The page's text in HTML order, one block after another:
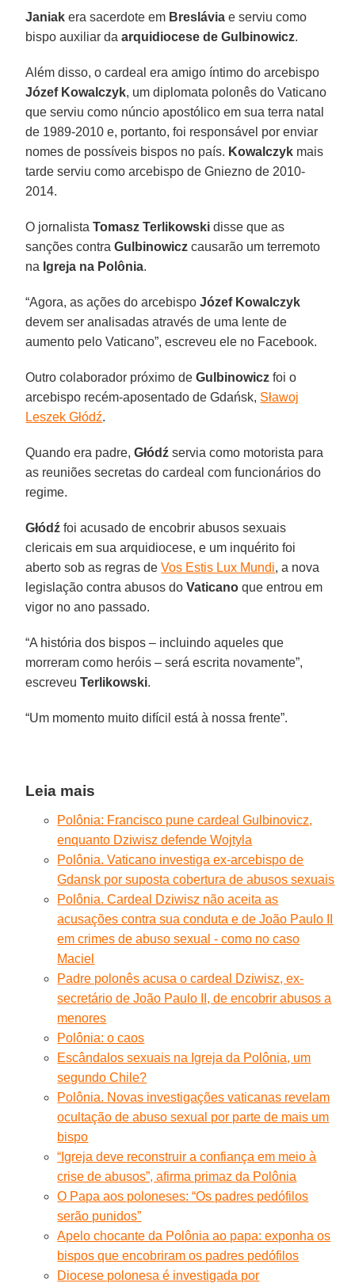
Janiak era sacerdote em Breslávia e serviu como
bispo auxiliar daarquidiocese de Gulbinowicz.
Além disso, o cardeal era amigo íntimo do arcebispo
Józef Kowalczyk, um diplomata polonês do Vaticano
que serviu como núncio apostólico em sua terra natal
de 1989-2010 e, portanto, foi responsável por enviar
nomes de possíveis bispos no país. Kowalczyk mais
tarde serviu como arcebispo de Gniezno de 2010-
2014.
O jornalistaTomasz Terlikowski disse que as
sanções contraGulbinowicz causarão um terremoto
na Igreja na Polônia.
“Agora, as ações do arcebispoJózef Kowalczyk
devem ser analisadas através de uma lente de
aumento pelo Vaticano”, escreveu ele no Facebook.
Outro colaborador próximo deGulbinowicz foi o
arcebispo recém-aposentado de Gdańsk, Sławoj
Leszek Głódź.
Quando era padre,Głódź servia como motorista para
as reuniões secretas do cardeal com funcionários do
regime.
Głódź foi acusado de encobrir abusos sexuais
clericais em sua arquidiocese, e um inquérito foi
aberto sob as regras deVos Estis Lux Mundi, a nova
legislação contra abusos doVaticano que entrou em
vigor no ano passado.
“A história dos bispos – incluindo aqueles que
morreram como heróis – será escrita novamente”,
escreveuTerlikowski.
“Um momento muito difícil está à nossa frente”.
Leia mais
Polônia: Francisco pune cardeal Gulbinovicz,
enquanto Dziwisz defende Wojtyla
Polônia. Vaticano investiga ex-arcebispo de
Gdansk por suposta cobertura de abusos sexuais
Polônia. Cardeal Dziwisz não aceita as
acusações contra sua conduta e de João Paulo II
em crimes de abuso sexual - como no caso
Maciel
Padre polonês acusa o cardeal Dziwisz, ex-
secretário de João Paulo II, de encobrir abusos a
menores
Polônia: o caos
Escândalos sexuais na Igreja da Polônia, um
segundo Chile?
Polônia. Novas investigações vaticanas revelam
ocultação de abuso sexual por parte de mais um
bispo
“Igreja deve reconstruir a confiança em meio à
crise de abusos”, afirma primaz da Polônia
O Papa aos poloneses: “Os padres pedófilos
serão punidos”
Apelo chocante da Polônia ao papa: exponha os
bispos que encobriram os padres pedófilos
Diocese polonesa é investigada por